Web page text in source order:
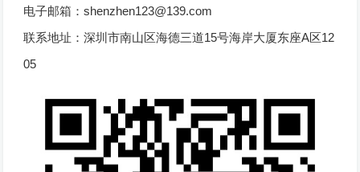
电子邮箱：shenzhen123@139.com
联系地址：深圳市南山区海德三道15号海岸大厦东座A区12
05